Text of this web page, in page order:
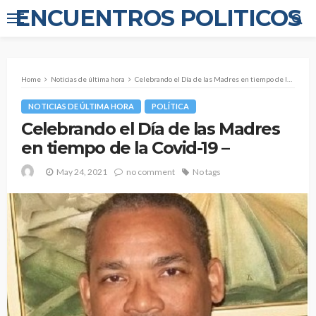
ENCUENTROS POLITICOS
Home Noticias de última hora Celebrando el Día de las Madres en tiempo de la Covid-19 –
NOTICIAS DE ÚLTIMA HORA POLÍTICA
Celebrando el Día de las Madres
en tiempo de la Covid-19 –
May 24, 2021 no comment No tags